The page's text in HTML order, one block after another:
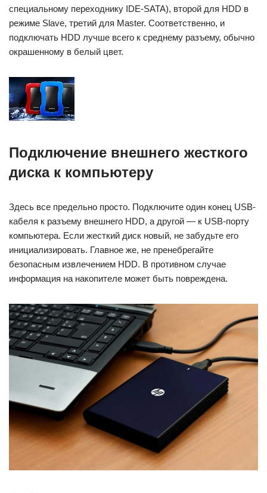
специальному переходнику IDE-SATA), второй для HDD в
режиме Slave, третий для Master. Соответственно, и
подключать HDD лучше всего к среднему разъему, обычно
окрашенному в белый цвет.
Подключение внешнего жесткого
диска к компьютеру
Здесь все предельно просто. Подключите один конец USB-
кабеля к разъему внешнего HDD, а другой — к USB-порту
компьютера. Если жесткий диск новый, не забудьте его
инициализировать. Главное же, не пренебрегайте
безопасным извлечением HDD. В противном случае
информация на накопителе может быть повреждена.